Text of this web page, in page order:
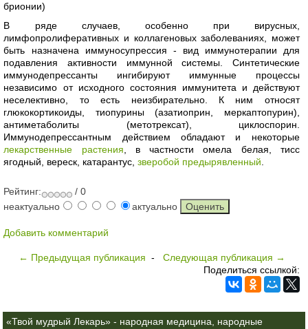
брионии)
В ряде случаев, особенно при вирусных,
лимфопролиферативных и коллагеновых заболеваниях, может
быть назначена иммуносупрессия - вид иммунотерапии для
подавления активности иммунной системы. Синтетические
иммунодепрессанты ингибируют иммунные процессы
независимо от исходного состояния иммунитета и действуют
неселективно, то есть неизбирательно. К ним относят
глюкокортикоиды, тиопурины (азатиоприн, меркаптопурин),
антиметаболиты (метотрексат), циклоспорин.
Иммунодепрессантным действием обладают и некоторые
лекарственные растения , в частности омела белая, тисс
ягодный, вереск, катарантус,зверобой предырявленный
Рейтинг:
/ 0
неактуально
актуально
Добавить комментарий
← Предыдущая публикация - Следующая публикация →
Поделиться ссылкой:
«Твой мудрый Лекарь» - народная медицина, народные